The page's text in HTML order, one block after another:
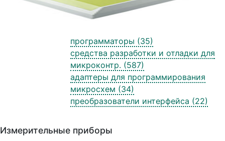
программаторы (35)
средства разработки и отладки для
микроконтр. (587)
адаптеры для программирования
микросхем (34)
преобразователи интерфейса (22)
Измерительные приборы